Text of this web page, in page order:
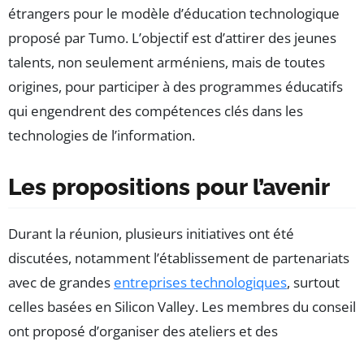
étrangers pour le modèle d’éducation technologique
proposé par Tumo. L’objectif est d’attirer des jeunes
talents, non seulement arméniens, mais de toutes
origines, pour participer à des programmes éducatifs
qui engendrent des compétences clés dans les
technologies de l’information.
Les propositions pour l’avenir
Durant la réunion, plusieurs initiatives ont été
discutées, notamment l’établissement de partenariats
avec de grandes entreprises technologiques, surtout
celles basées en Silicon Valley. Les membres du conseil
ont proposé d’organiser des ateliers et des